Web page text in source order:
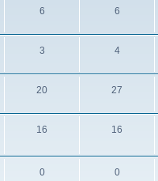
6 6
3 4
20 27
16 16
0 0